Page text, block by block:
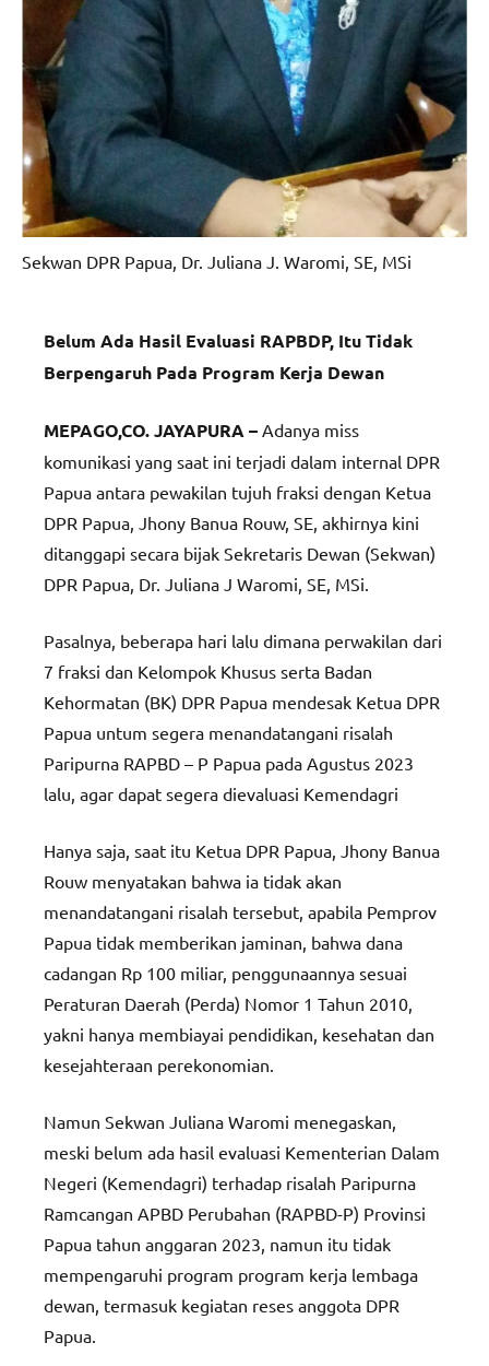
Sekwan DPR Papua, Dr. Juliana J. Waromi, SE, MSi
Belum Ada Hasil Evaluasi RAPBDP, Itu Tidak
Berpengaruh Pada Program Kerja Dewan
MEPAGO,CO. JAYAPURA – Adanya miss
komunikasi yang saat ini terjadi dalam internal DPR
Papua antara pewakilan tujuh fraksi dengan Ketua
DPR Papua, Jhony Banua Rouw, SE, akhirnya kini
ditanggapi secara bijak Sekretaris Dewan (Sekwan)
DPR Papua, Dr. Juliana J Waromi, SE, MSi.
Pasalnya, beberapa hari lalu dimana perwakilan dari
7 fraksi dan Kelompok Khusus serta Badan
Kehormatan (BK) DPR Papua mendesak Ketua DPR
Papua untum segera menandatangani risalah
Paripurna RAPBD – P Papua pada Agustus 2023
lalu, agar dapat segera dievaluasi Kemendagri
Hanya saja, saat itu Ketua DPR Papua, Jhony Banua
Rouw menyatakan bahwa ia tidak akan
menandatangani risalah tersebut, apabila Pemprov
Papua tidak memberikan jaminan, bahwa dana
cadangan Rp 100 miliar, penggunaannya sesuai
Peraturan Daerah (Perda) Nomor 1 Tahun 2010,
yakni hanya membiayai pendidikan, kesehatan dan
kesejahteraan perekonomian.
Namun Sekwan Juliana Waromi menegaskan,
meski belum ada hasil evaluasi Kementerian Dalam
Negeri (Kemendagri) terhadap risalah Paripurna
Ramcangan APBD Perubahan (RAPBD-P) Provinsi
Papua tahun anggaran 2023, namun itu tidak
mempengaruhi program program kerja lembaga
dewan, termasuk kegiatan reses anggota DPR
Papua.